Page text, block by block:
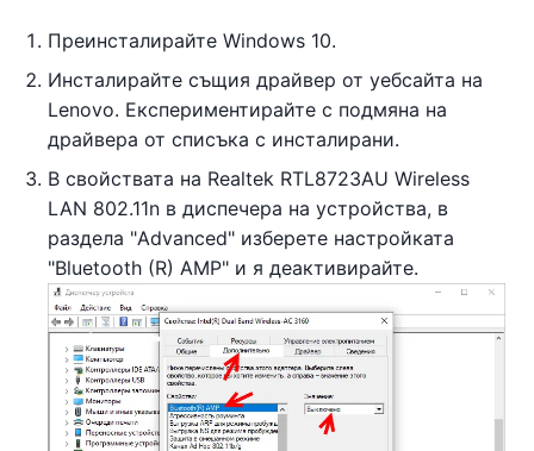
Преинсталирайте Windows 10.
Инсталирайте същия драйвер от уебсайта на
Lenovo. Експериментирайте с подмяна на
драйвера от списъка с инсталирани.
В свойствата на Realtek RTL8723AU Wireless
LAN 802.11n в диспечера на устройства, в
раздела "Advanced" изберете настройката
"Bluetooth (R) AMP" и я деактивирайте.